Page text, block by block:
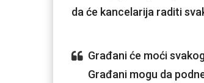
da će kancelarija raditi
Građani će moći
Građani mogu da